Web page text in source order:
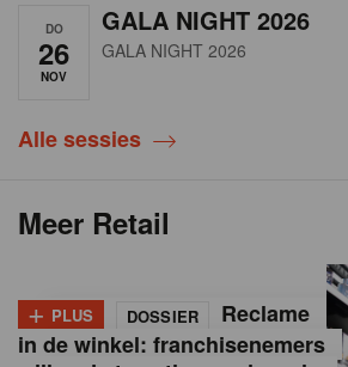
DO
26
NOV
GALA NIGHT 2026
GALA NIGHT 2026
Alle sessies
Meer Retail
+ PLUS DOSSIER
Reclame
in de winkel: franchisenemers